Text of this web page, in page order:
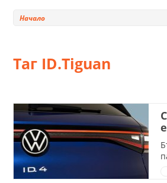
Начало
Таг ID.Tiguan